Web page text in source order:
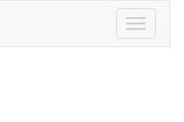
Toggle